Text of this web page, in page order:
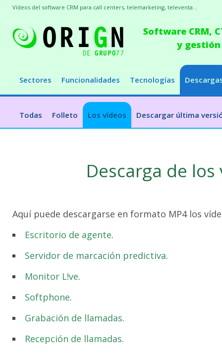
Software CRM,
y
Sectores Funcionalidades Tecnologías
Todas Folleto Los vídeos Descargar última
Vídeos del software CRM para call centers, telemarketing, televenta...
Descarga de
Aquí puede descargarse en formato MP4 los
Escritorio de agente.
Servidor de marcación predictiva.
Monitor L!ve.
Softphone.
Grabación de llamadas.
Recepción de llamadas.